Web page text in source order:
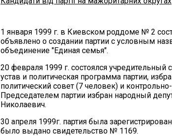
1 января 1999 г. в Киевском роддоме № 2
объявлено о создании партии с условным
объединение "Единая семья".
20 февраля 1999 г. состоялся
устав и политическая программа партии,
политический совет (7 человек) и
Председателем партии избран народный
Николаевич.
30 апреля 1999г. партия была
было выдано свидетельство № 1169.